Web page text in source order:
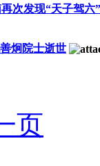
次发现“天子驾六
炯院士逝世
页